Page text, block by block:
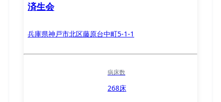
済生会
兵庫県神戸市北区藤原台中町5-1-1
病床数
268床